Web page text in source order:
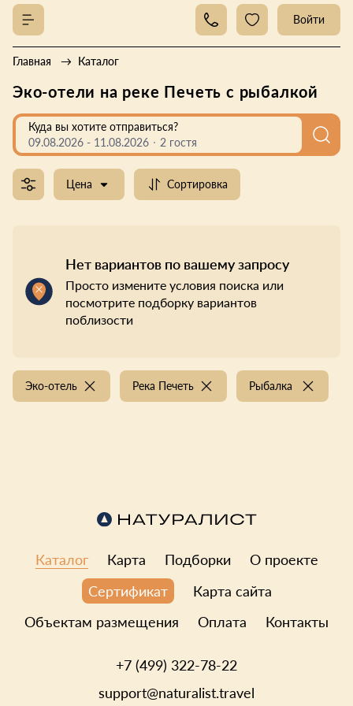
Войти
Главная Каталог
Эко-отели на реке Печеть с рыбалкой
Куда вы хотите отправиться?
09.08.2026 - 11.08.2026 2 гостя
Цена Сортировка
Нет вариантов по вашему запросу
Просто измените условия поиска или
посмотрите подборку вариантов
поблизости
Эко-отель Река Печеть Рыбалка
Каталог Карта Подборки
О проекте
Сертификат
Карта сайта
Объектам размещения
Оплата Контакты
+7 (499) 322-78-22
support@naturalist.travel